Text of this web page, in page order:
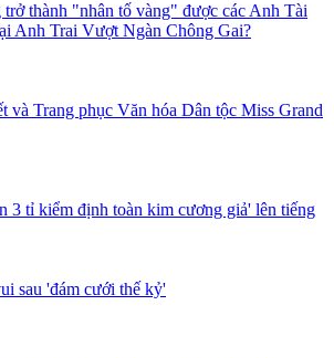
thành "nhân tố vàng" được các Anh Tài
Anh Trai Vượt Ngàn Chông Gai?
và Trang phục Văn hóa Dân tộc Miss Grand
3 tỉ kiểm định toàn kim cương giả' lên tiếng
sau 'đám cưới thế kỷ'